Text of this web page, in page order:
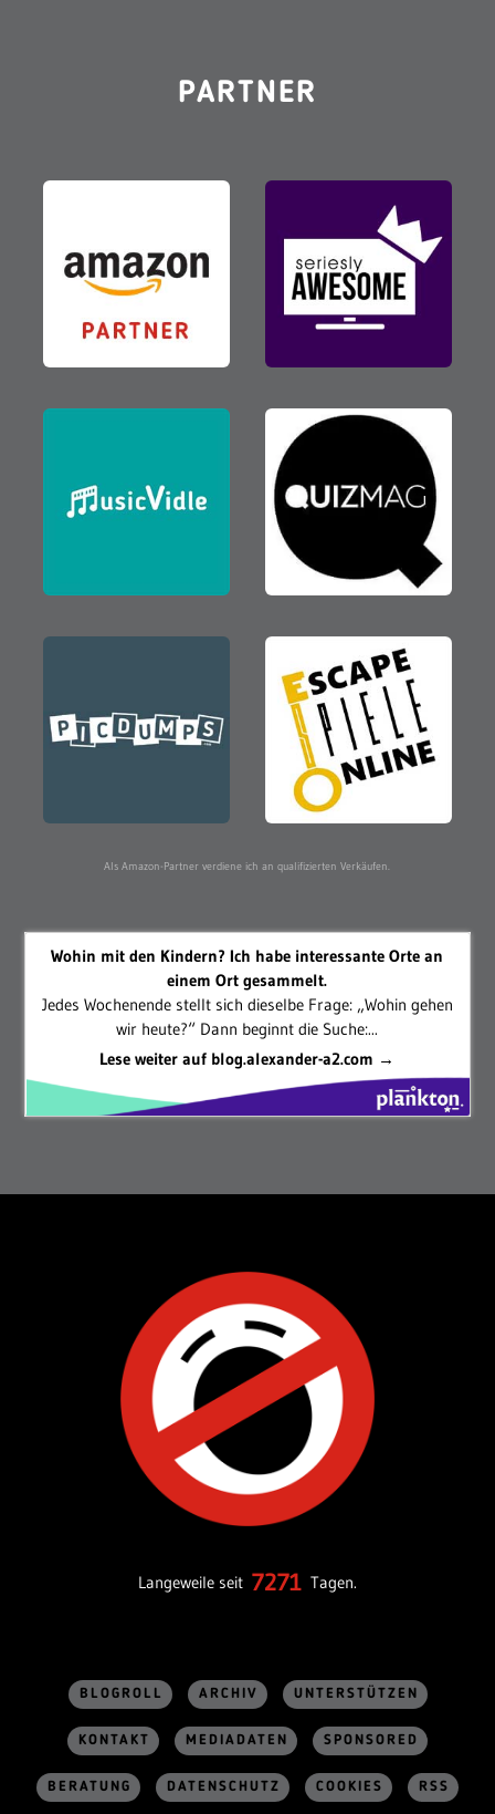
PARTNER
Als Amazon-Partner verdiene ich an qualifizierten Verkäufen.
Wohin mit den Kindern? Ich habe interessante Orte an
einem Ort gesammelt.
Jedes Wochenende stellt sich dieselbe Frage: „Wohin gehen
wir heute?“ Dann beginnt die Suche:...
Lese weiter auf blog.alexander-a2.com →
Langeweile seit 7271 Tagen.
BLOGROLL ARCHIV UNTERSTÜTZEN
KONTAKT MEDIADATEN SPONSORED
BERATUNG DATENSCHUTZ COOKIES RSS